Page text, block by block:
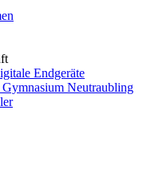
Endgeräte
Neutraubling